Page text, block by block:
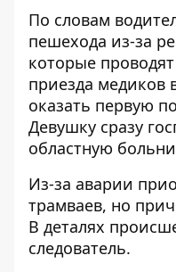
По словам
пешехода из-за
которые
приезда медиков
оказать первую
Девушку сразу
областную
Из-за аварии
трамваев, но
В деталях
следователь.